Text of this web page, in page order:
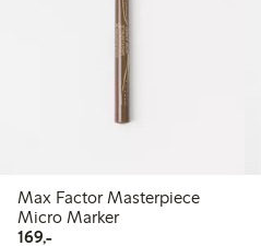
Max Factor Masterpiece
Micro Marker
169,-169,00 kr